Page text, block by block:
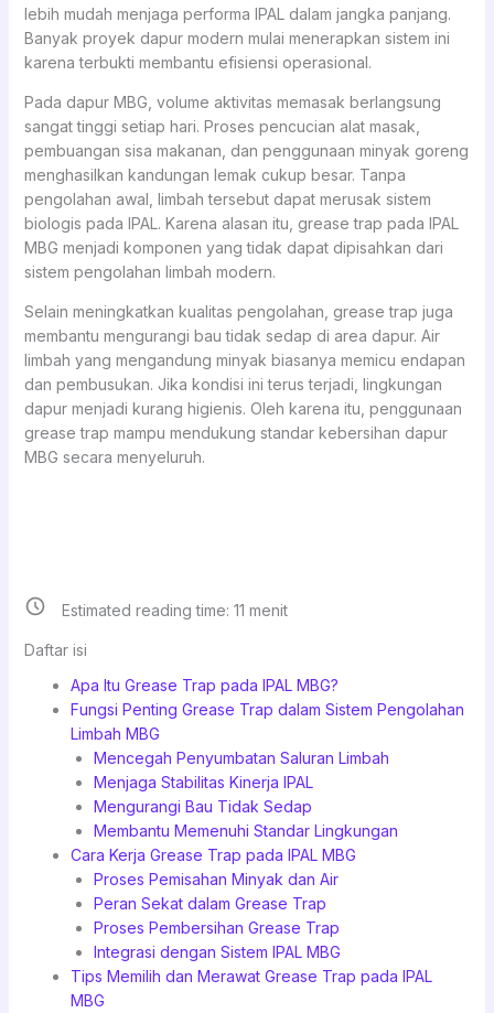
lebih mudah menjaga performa IPAL dalam jangka panjang.
Banyak proyek dapur modern mulai menerapkan sistem ini
karena terbukti membantu efisiensi operasional.
Pada dapur MBG, volume aktivitas memasak berlangsung
sangat tinggi setiap hari. Proses pencucian alat masak,
pembuangan sisa makanan, dan penggunaan minyak goreng
menghasilkan kandungan lemak cukup besar. Tanpa
pengolahan awal, limbah tersebut dapat merusak sistem
biologis pada IPAL. Karena alasan itu, grease trap pada IPAL
MBG menjadi komponen yang tidak dapat dipisahkan dari
sistem pengolahan limbah modern.
Selain meningkatkan kualitas pengolahan, grease trap juga
membantu mengurangi bau tidak sedap di area dapur. Air
limbah yang mengandung minyak biasanya memicu endapan
dan pembusukan. Jika kondisi ini terus terjadi, lingkungan
dapur menjadi kurang higienis. Oleh karena itu, penggunaan
grease trap mampu mendukung standar kebersihan dapur
MBG secara menyeluruh.
Estimated reading time: 11 menit
Daftar isi
Apa Itu Grease Trap pada IPAL MBG?
Fungsi Penting Grease Trap dalam Sistem Pengolahan
Limbah MBG
Mencegah Penyumbatan Saluran Limbah
Menjaga Stabilitas Kinerja IPAL
Mengurangi Bau Tidak Sedap
Membantu Memenuhi Standar Lingkungan
Cara Kerja Grease Trap pada IPAL MBG
Proses Pemisahan Minyak dan Air
Peran Sekat dalam Grease Trap
Proses Pembersihan Grease Trap
Integrasi dengan Sistem IPAL MBG
Tips Memilih dan Merawat Grease Trap pada IPAL
MBG